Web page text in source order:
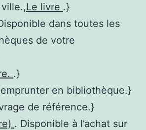
Le livre .}
dans toutes les
de votre
.}
en bibliothèque.}
de référence.}
. Disponible à l’achat sur